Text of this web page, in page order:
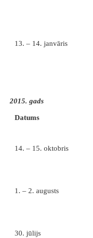
13. – 14. janvāris
2015. gads
Datums
14. – 15. oktobris
1. – 2. augusts
30. jūlijs